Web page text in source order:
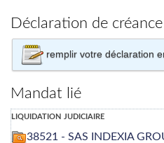
Déclaration de
remplir votre déclaration
Mandat lié
liquidation judiciaire
38521 - SAS INDEXIA